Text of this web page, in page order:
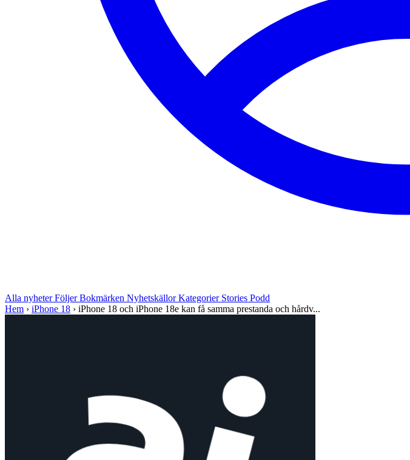
Alla nyheterFöljerBokmärken NyhetskällorKategorier Stories Podd
Hem › iPhone 18 › iPhone 18 och iPhone 18e kan få samma prestanda och hårdv...